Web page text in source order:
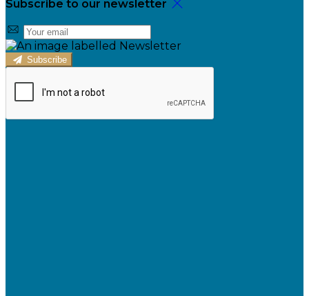
Subscribe to our newsletter
Subscribe